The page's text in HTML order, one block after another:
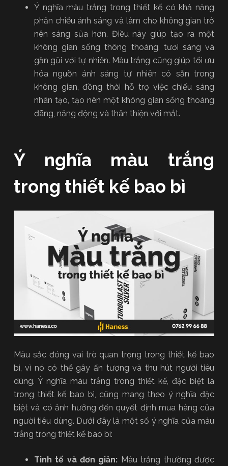
Ý nghĩa màu trắng trong thiết kế có khả năng
phản chiếu ánh sáng và làm cho không gian trở
nên sáng sủa hơn. Điều này giúp tạo ra một
không gian sống thông thoáng, tươi sáng và
gần gũi với tự nhiên. Màu trắng cũng giúp tối ưu
hóa nguồn ánh sáng tự nhiên có sẵn trong
không gian, đồng thời hỗ trợ việc chiếu sáng
nhân tạo, tạo nên một không gian sống thoáng
đãng, năng động và thân thiện với mắt.
Ý nghĩa màu trắng
trong thiết kế bao bì
Màu sắc đóng vai trò quan trọng trong thiết kế bao
bì, vì nó có thể gây ấn tượng và thu hút người tiêu
dùng. Ý nghĩa màu trắng trong thiết kế, đặc biệt là
trong thiết kế bao bì, cũng mang theo ý nghĩa đặc
biệt và có ảnh hưởng đến quyết định mua hàng của
người tiêu dùng. Dưới đây là một số ý nghĩa của màu
trắng trong thiết kế bao bì:
Tinh tế và đơn giản: Màu trắng thường được